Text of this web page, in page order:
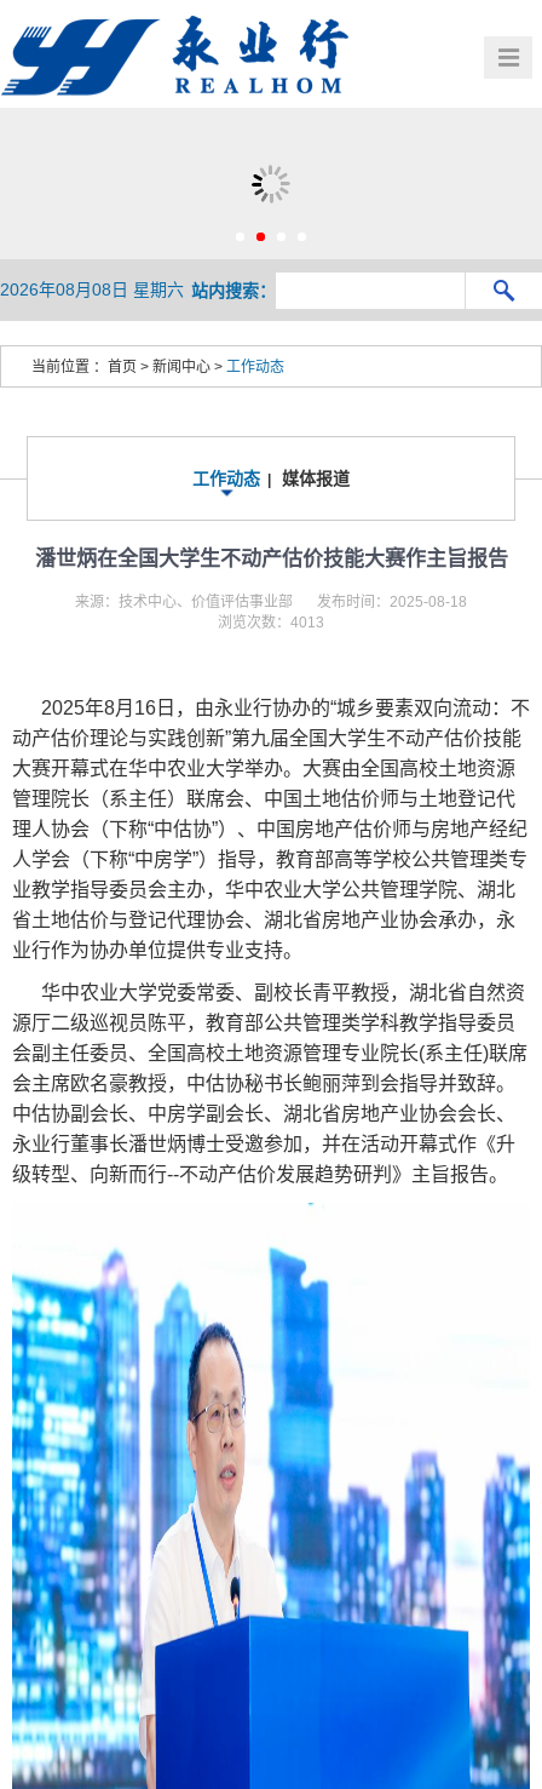
HR
联系我们
2026年08月08日 星期六 站内搜索：
当前位置 ： 首页 > 新闻中心 > 工作动态
工作动态 媒体报道
潘世炳在全国大学生不动产估价技能大赛作主旨报告
来源：技术中心、价值评估事业部
发布时间：2025-08-18
浏览次数：4013
2025年8月16日，由永业行协办的“城乡要素双向流动：不
动产估价理论与实践创新”第九届全国大学生不动产估价技能
大赛开幕式在华中农业大学举办。大赛由全国高校土地资源
管理院长（系主任）联席会、中国土地估价师与土地登记代
理人协会（下称“中估协”）、中国房地产估价师与房地产经纪
人学会（下称“中房学”）指导，教育部高等学校公共管理类专
业教学指导委员会主办，华中农业大学公共管理学院、湖北
省土地估价与登记代理协会、湖北省房地产业协会承办，永
业行作为协办单位提供专业支持。
华中农业大学党委常委、副校长青平教授，湖北省自然资
源厅二级巡视员陈平，教育部公共管理类学科教学指导委员
会副主任委员、全国高校土地资源管理专业院长(系主任)联席
会主席欧名豪教授，中估协秘书长鲍丽萍到会指导并致辞。
中估协副会长、中房学副会长、湖北省房地产业协会会长、
永业行董事长潘世炳博士受邀参加，并在活动开幕式作《升
级转型、向新而行--不动产估价发展趋势研判》主旨报告。